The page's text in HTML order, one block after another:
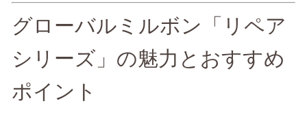
グローバルミルボン「リペア
シリーズ」の魅力とおすすめ
ポイント